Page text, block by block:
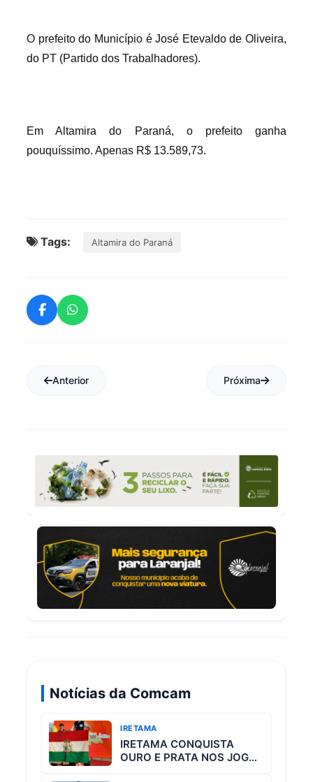
O prefeito do Município é José Etevaldo de Oliveira,
do PT (Partido dos Trabalhadores).
Em Altamira do Paraná, o prefeito ganha
pouquíssimo. Apenas R$ 13.589,73.
Tags: Altamira do Paraná
Anterior Próxima
Notícias da Comcam
IRETAMA
IRETAMA CONQUISTA
OURO E PRATA NOS JOGOS